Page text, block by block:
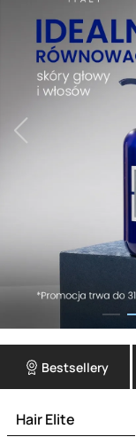
Bestsellery
Hair Elite